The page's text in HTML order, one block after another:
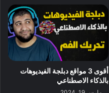
أقوى 3 مواقع دبلجة الفيديوهات
بالذكاء الاصطناعي